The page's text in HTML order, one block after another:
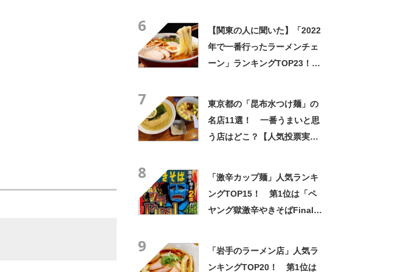
6
【関東の人に聞いた】「2022
年で一番行ったラーメンチェ
ーン」ランキングTOP23！
7
東京都の「昆布水つけ麺」の
名店11選！ 一番うまいと思
う店はどこ？【人気投票実施
8
「激辛カップ麺」人気ランキ
ングTOP15！ 第1位は「ペ
ヤング獄激辛やきそばFinal」
9
「岩手のラーメン店」人気ラ
ンキングTOP20！ 第1位は